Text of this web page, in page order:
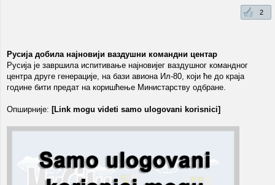
2
Русија добила најновији ваздушни командни центар
Русија је завршила испитивање најновијег ваздушног командног
центра друге генерације, на бази авиона Ил-80, који ће до краја
године бити предат на коришћење Министарству одбране.
Опширније: [Link mogu videti samo ulogovani korisnici]